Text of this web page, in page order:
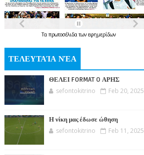
Τα πρωτοσέλιδατων εφημερίδων
ΤΕΛΕΥΤΑΊΑ ΝΈΑ
ΘΕΛΕΙ FORMAT O ΑΡΗΣ
sefontokitrino Feb 20, 2025
Η νίκη μας έδωσε ώθηση
sefontokitrino Feb 11, 2025